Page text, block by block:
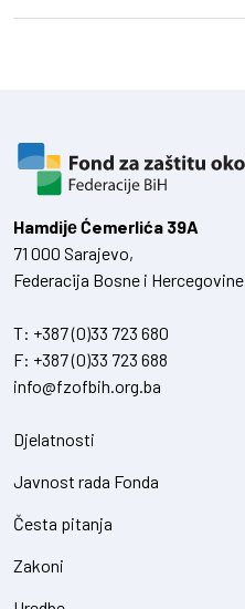
Hamdiје Ćemerlića 39A
71 000 Sarajevo,
Federacija Bosne i Hercegovine
T: +387 (0)33 723 680
F: +387 (0)33 723 688
info@fzofbih.org.ba
Djelatnosti
Javnost rada Fonda
Česta pitanja
Zakoni